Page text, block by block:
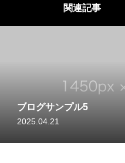
関連記事
ブログサンプル4
2025.04.21